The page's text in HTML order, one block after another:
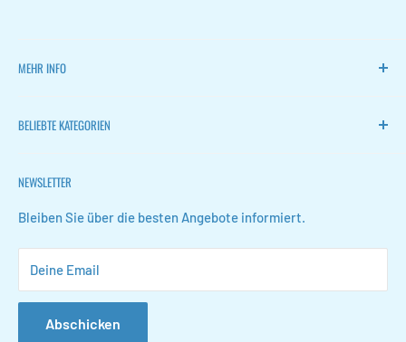
MEHR INFO
FLOKOO
Kontakt
FAQ
Datenschutzerklärung
Stellenangebote
BELIEBTE KATEGORIEN
Weinregale
Schuhaufbewahrung
Organizer für Waschbeckenschränke
Schmuckorganisatoren
Glocken lernen
NEWSLETTER
Bleiben Sie über die besten Angebote informiert.
Deine Email
Abschicken